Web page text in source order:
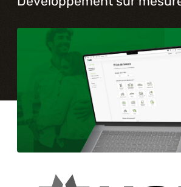
Intelligence artificielle
Services complémentaires
Formations
Blogue
Carrière